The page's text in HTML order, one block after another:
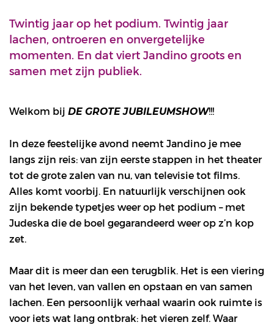
Twintig jaar op het podium. Twintig jaar
lachen, ontroeren en onvergetelijke
momenten. En dat viert Jandino groots en
samen met zijn publiek.
Welkom bij DE GROTE JUBILEUMSHOW!!!
In deze feestelijke avond neemt Jandino je mee
langs zijn reis: van zijn eerste stappen in het theater
tot de grote zalen van nu, van televisie tot films.
Alles komt voorbij. En natuurlijk verschijnen ook
zijn bekende typetjes weer op het podium – met
Judeska die de boel gegarandeerd weer op z’n kop
zet.
Maar dit is meer dan een terugblik. Het is een viering
van het leven, van vallen en opstaan en van samen
lachen. Een persoonlijk verhaal waarin ook ruimte is
voor iets wat lang ontbrak: het vieren zelf. Waar